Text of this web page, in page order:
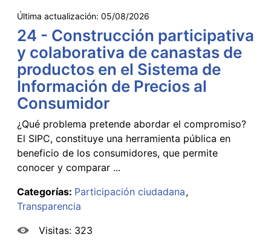
Última actualización: 05/08/2026
24 - Construcción participativa
y colaborativa de canastas de
productos en el Sistema de
Información de Precios al
Consumidor
¿Qué problema pretende abordar el compromiso?
El SIPC, constituye una herramienta pública en
beneficio de los consumidores, que permite
conocer y comparar ...
Categorías: Participación ciudadana
Transparencia
Visitas: 323